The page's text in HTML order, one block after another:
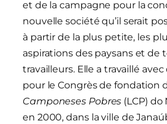
et de la campagne pour la
nouvelle société qu’il serait
à partir de la plus petite, les
aspirations des paysans et de
travailleurs. Elle a travaillé
pour le Congrès de fondation
Camponeses Pobres (LCP)
en 2000, dans la ville de